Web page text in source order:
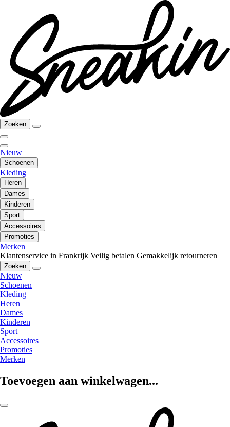
Zoeken
Nieuw
Schoenen
Kleding
Heren
Dames
Kinderen
Sport
Accessoires
Promoties
Merken
Klantenservice in Frankrijk Veilig betalen Gemakkelijk retourneren
Zoeken
Nieuw
Schoenen
Kleding
Heren
Dames
Kinderen
Sport
Accessoires
Promoties
Merken
Toevoegen aan winkelwagen...